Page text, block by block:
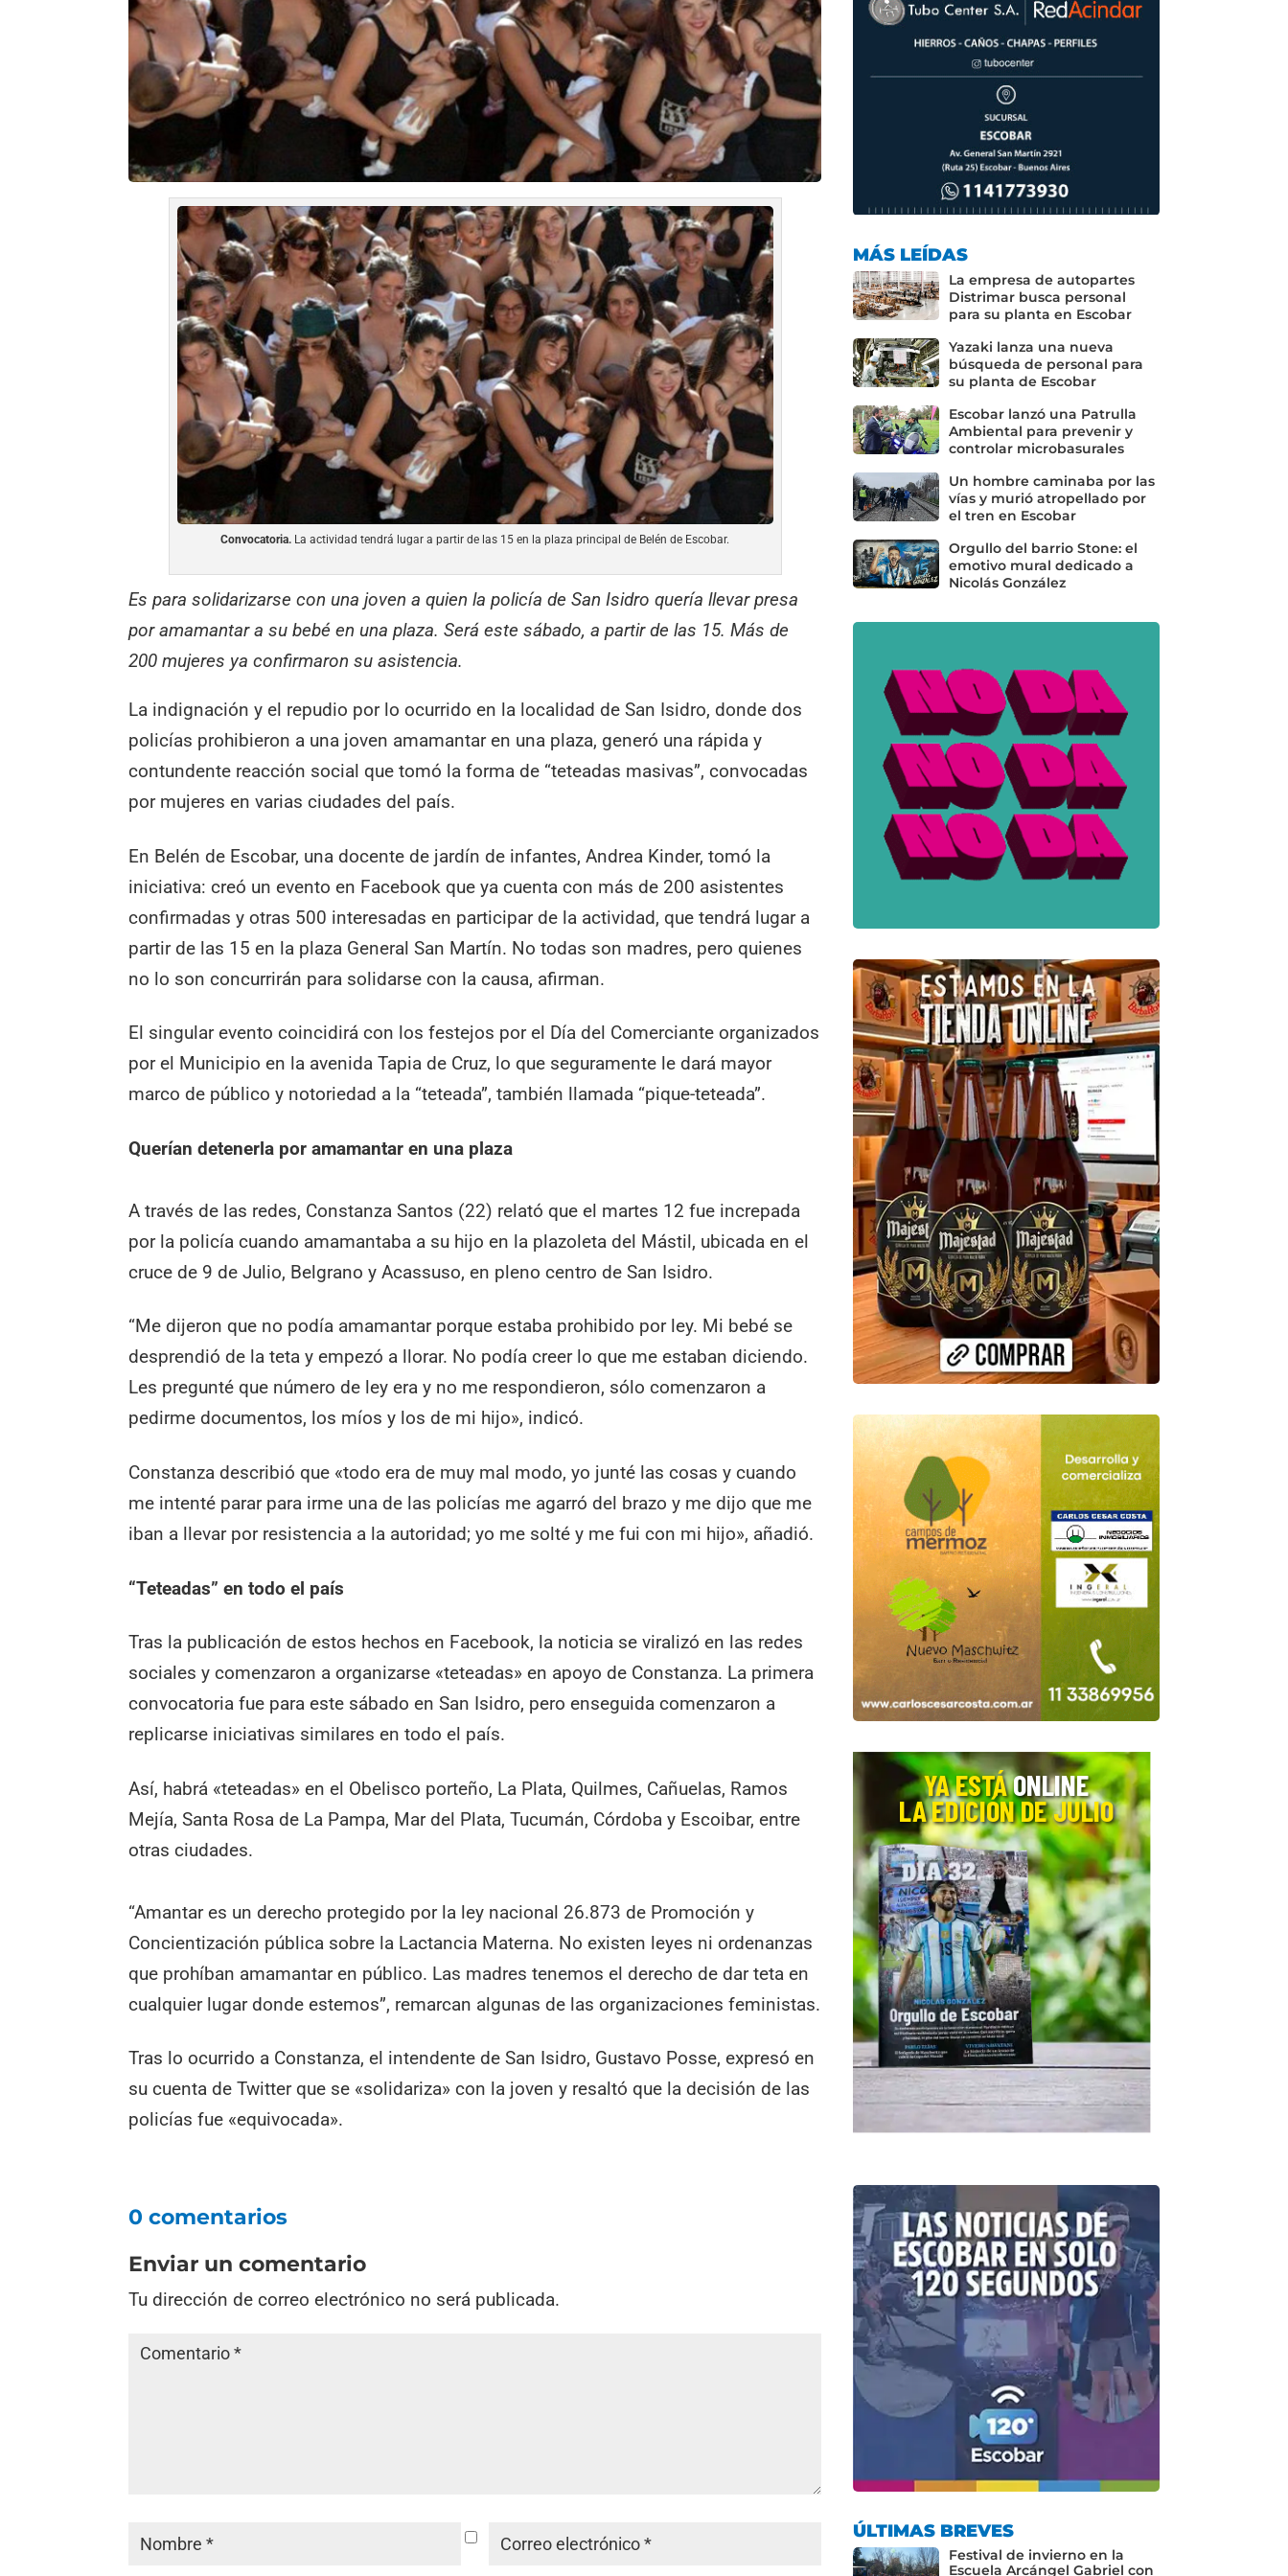
Convocatoria. La actividad tendrá lugar a partir de las 15 en la plaza principal de Belén de Escobar.
Es para solidarizarse con una joven a quien la policía de San Isidro quería llevar presa
por amamantar a su bebé en una plaza. Será este sábado, a partir de las 15. Más de
200 mujeres ya confirmaron su asistencia.
La indignación y el repudio por lo ocurrido en la localidad de San Isidro, donde dos
policías prohibieron a una joven amamantar en una plaza, generó una rápida y
contundente reacción social que tomó la forma de “teteadas masivas”, convocadas
por mujeres en varias ciudades del país.
En Belén de Escobar, una docente de jardín de infantes, Andrea Kinder, tomó la
iniciativa: creó un evento en Facebook que ya cuenta con más de 200 asistentes
confirmadas y otras 500 interesadas en participar de la actividad, que tendrá lugar a
partir de las 15 en la plaza General San Martín. No todas son madres, pero quienes
no lo son concurrirán para solidarse con la causa, afirman.
El singular evento coincidirá con los festejos por el Día del Comerciante organizados
por el Municipio en la avenida Tapia de Cruz, lo que seguramente le dará mayor
marco de público y notoriedad a la “teteada”, también llamada “pique-teteada”.
Querían detenerla por amamantar en una plaza
A través de las redes, Constanza Santos (22) relató que el martes 12 fue increpada
por la policía cuando amamantaba a su hijo en la plazoleta del Mástil, ubicada en el
cruce de 9 de Julio, Belgrano y Acassuso, en pleno centro de San Isidro.
“Me dijeron que no podía amamantar porque estaba prohibido por ley. Mi bebé se
desprendió de la teta y empezó a llorar. No podía creer lo que me estaban diciendo.
Les pregunté que número de ley era y no me respondieron, sólo comenzaron a
pedirme documentos, los míos y los de mi hijo», indicó.
Constanza describió que «todo era de muy mal modo, yo junté las cosas y cuando
me intenté parar para irme una de las policías me agarró del brazo y me dijo que me
iban a llevar por resistencia a la autoridad; yo me solté y me fui con mi hijo», añadió.
“Teteadas” en todo el país
Tras la publicación de estos hechos en Facebook, la noticia se viralizó en las redes
sociales y comenzaron a organizarse «teteadas» en apoyo de Constanza. La primera
convocatoria fue para este sábado en San Isidro, pero enseguida comenzaron a
replicarse iniciativas similares en todo el país.
Así, habrá «teteadas» en el Obelisco porteño, La Plata, Quilmes, Cañuelas, Ramos
Mejía, Santa Rosa de La Pampa, Mar del Plata, Tucumán, Córdoba y Escoibar, entre
otras ciudades.
“Amantar es un derecho protegido por la ley nacional 26.873 de Promoción y
Concientización pública sobre la Lactancia Materna. No existen leyes ni ordenanzas
que prohíban amamantar en público. Las madres tenemos el derecho de dar teta en
cualquier lugar donde estemos”, remarcan algunas de las organizaciones feministas.
Tras lo ocurrido a Constanza, el intendente de San Isidro, Gustavo Posse, expresó en
su cuenta de Twitter que se «solidariza» con la joven y resaltó que la decisión de las
policías fue «equivocada».
0 comentarios
Enviar un comentario
Tu dirección de correo electrónico no será publicada.
MÁS LEÍDAS
La empresa de autopartes
Distrimar busca personal
para su planta en Escobar
Yazaki lanza una nueva
búsqueda de personal para
su planta de Escobar
Escobar lanzó una Patrulla
Ambiental para prevenir y
controlar microbasurales
Un hombre caminaba por las
vías y murió atropellado por
el tren en Escobar
Orgullo del barrio Stone: el
emotivo mural dedicado a
Nicolás González
ÚLTIMAS BREVES
Festival de invierno en la
Escuela Arcángel Gabriel con